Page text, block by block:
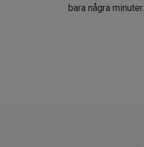
bara några minuter.